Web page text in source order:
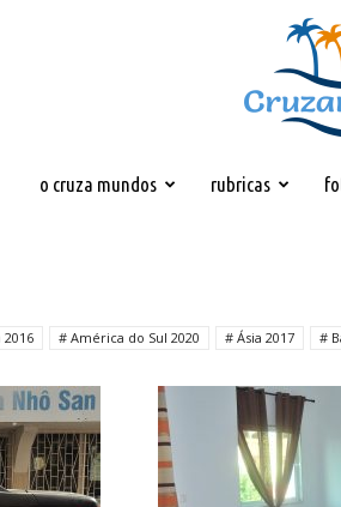
o cruza mundos rubricas
# América do Sul 2020 # Ásia 2017 #